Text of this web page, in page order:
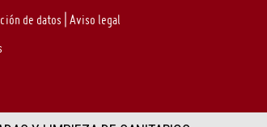
de datos Aviso legal